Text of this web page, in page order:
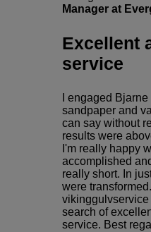
Manager at
Excellent
service
I engaged
sandpaper and
can say without
results were
I'm really happy
accomplished
really short. In
were
search of
service. Best